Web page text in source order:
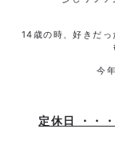
14歳の時、好きだ
今
定休日 ・・